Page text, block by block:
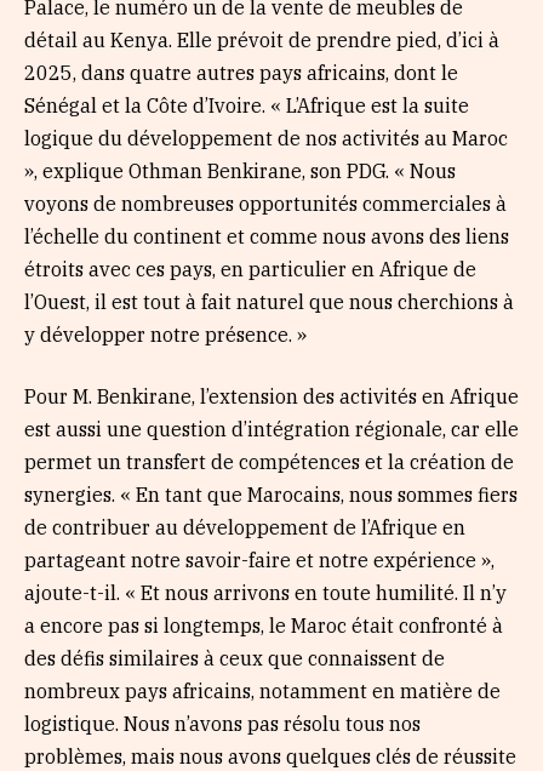
Palace, le numéro un de la vente de meubles de
détail au Kenya. Elle prévoit de prendre pied, d’ici à
2025, dans quatre autres pays africains, dont le
Sénégal et la Côte d’Ivoire. « L’Afrique est la suite
logique du développement de nos activités au Maroc
», explique Othman Benkirane, son PDG. « Nous
voyons de nombreuses opportunités commerciales à
l’échelle du continent et comme nous avons des liens
étroits avec ces pays, en particulier en Afrique de
l’Ouest, il est tout à fait naturel que nous cherchions à
y développer notre présence. »
Pour M. Benkirane, l’extension des activités en Afrique
est aussi une question d’intégration régionale, car elle
permet un transfert de compétences et la création de
synergies. « En tant que Marocains, nous sommes fiers
de contribuer au développement de l’Afrique en
partageant notre savoir-faire et notre expérience »,
ajoute-t-il. « Et nous arrivons en toute humilité. Il n’y
a encore pas si longtemps, le Maroc était confronté à
des défis similaires à ceux que connaissent de
nombreux pays africains, notamment en matière de
logistique. Nous n’avons pas résolu tous nos
problèmes, mais nous avons quelques clés de réussite